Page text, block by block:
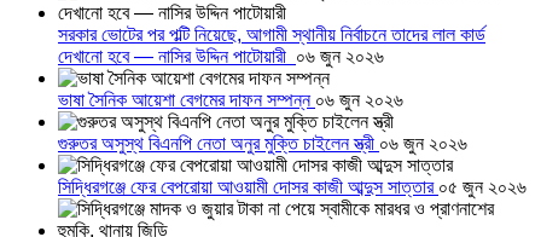
সরকার ভোটের পর পল্টি নিয়েছে, আগামী স্থানীয় নির্বাচনে তাদের লাল কার্ড
দেখানো হবে — নাসির উদ্দিন পাটোয়ারী ০৬ জুন ২০২৬
ভাষা সৈনিক আয়েশা বেগমের দাফন সম্পন্ন ০৬ জুন ২০২৬
গুরুতর অসুস্থ বিএনপি নেতা অনুর মুক্তি চাইলেন স্ত্রী ০৬ জুন ২০২৬
সিদ্ধিরগঞ্জে ফের বেপরোয়া আওয়ামী দোসর কাজী আব্দুস সাত্তার ০৫ জুন ২০২৬